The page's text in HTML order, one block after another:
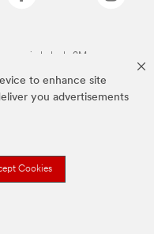
to enhance site
you advertisements
Cookies
propriedade da 3M.